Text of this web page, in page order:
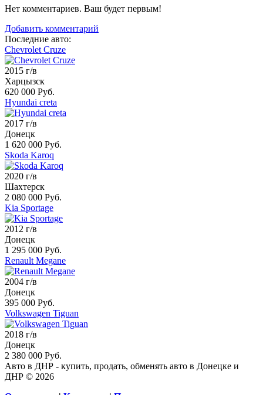
Нет комментариев. Ваш будет первым!
Добавить комментарий
Последние авто:
Chevrolet Cruze
2015 г/в
Харцызск
620 000 Руб.
Hyundai creta
2017 г/в
Донецк
1 620 000 Руб.
Skoda Karoq
2020 г/в
Шахтерск
2 080 000 Руб.
Kia Sportage
2012 г/в
Донецк
1 295 000 Руб.
Renault Megane
2004 г/в
Донецк
395 000 Руб.
Volkswagen Tiguan
2018 г/в
Донецк
2 380 000 Руб.
Авто в ДНР - купить, продать, обменять авто в Донецке и
ДНР © 2026